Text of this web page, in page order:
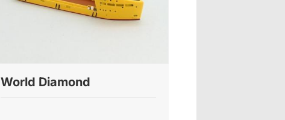
World Diamond